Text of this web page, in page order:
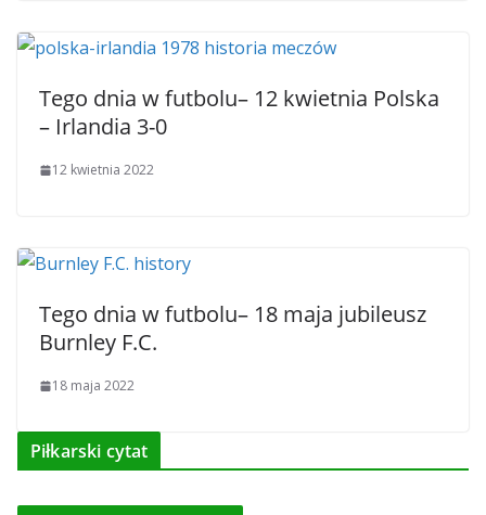
Tego dnia w futbolu– 12 kwietnia Polska
– Irlandia 3-0
12 kwietnia 2022
Tego dnia w futbolu– 18 maja jubileusz
Burnley F.C.
18 maja 2022
Piłkarski cytat